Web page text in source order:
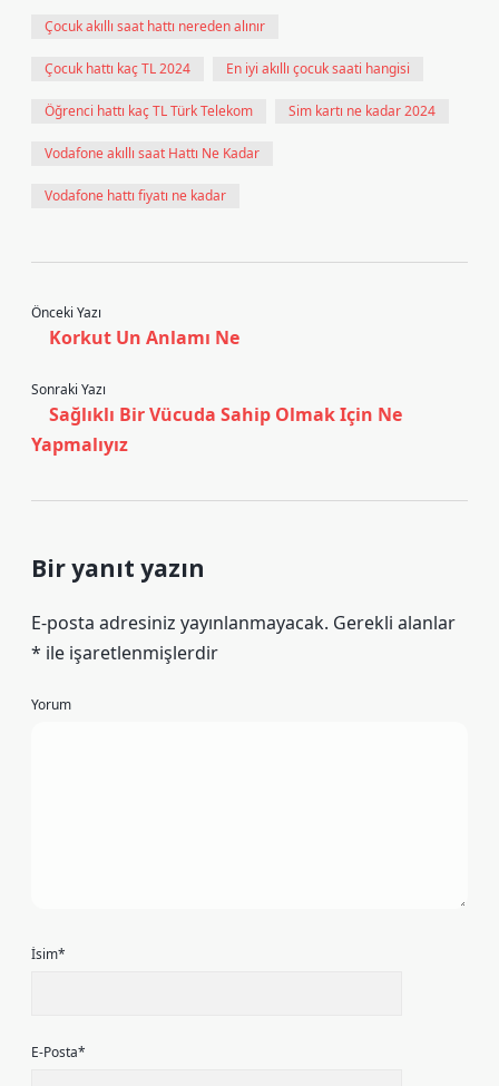
Çocuk akıllı saat hattı nereden alınır
Çocuk hattı kaç TL 2024 En iyi akıllı çocuk saati hangisi
Öğrenci hattı kaç TL Türk Telekom Sim kartı ne kadar 2024
Vodafone akıllı saat Hattı Ne Kadar
Vodafone hattı fiyatı ne kadar
Önceki Yazı
Korkut Un Anlamı Ne
Sonraki Yazı
Sağlıklı Bir Vücuda Sahip Olmak Için Ne
Yapmalıyız
Bir yanıt yazın
E-posta adresiniz yayınlanmayacak. Gerekli alanlar
* ile işaretlenmişlerdir
Yorum
İsim*
E-Posta*